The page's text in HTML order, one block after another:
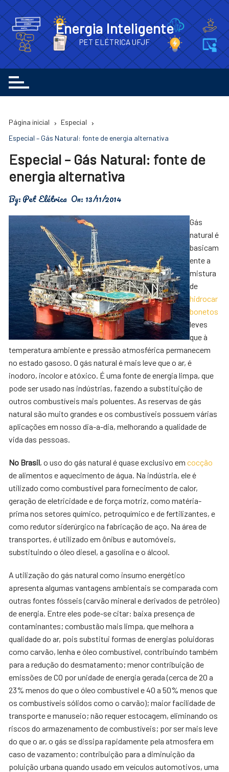
para
o
conteúdo
Energia Inteligente
PET ELÉTRICA UFJF
Página inicial
Especial
Especial – Gás Natural: fonte de energia alternativa
Especial – Gás Natural: fonte de
energia alternativa
By:Pet Elétrica On: 13/11/2014
Gás
natural é
basicam
ente a
mistura
de
hidrocar
bonetos
leves
que à
temperatura ambiente e pressão atmosférica permanecem
no estado gasoso. O gás natural é mais leve que o ar, é
inodoro, incolor e atóxico. É uma fonte de energia limpa, que
pode ser usado nas indústrias, fazendo a substituição de
outros combustíveis mais poluentes. As reservas de gás
natural são muito grandes e os combustíveis possuem várias
aplicações em nosso dia-a-dia, melhorando a qualidade de
vida das pessoas.
No Brasil, o uso do gás natural é quase exclusivo emcocção
de alimentos e aquecimento de água. Na indústria, ele é
utilizado como combustível para fornecimento de calor,
geração de eletricidade e de força motriz, como matéria-
prima nos setores químico, petroquímico e de fertilizantes, e
como redutor siderúrgico na fabricação de aço. Na área de
transportes, é utilizado em ônibus e automóveis,
substituindo o óleo diesel, a gasolina e o álcool.
A utilização do gás natural como insumo energético
apresenta algumas vantagens ambientais se comparada com
outras fontes fósseis (carvão mineral e derivados de petróleo)
de energia. Entre eles pode-se citar: baixa presença de
contaminantes; combustão mais limpa, que melhora a
qualidade do ar, pois substitui formas de energias poluidoras
como carvão, lenha e óleo combustível, contribuindo também
para a redução do desmatamento; menor contribuição de
emissões de CO por unidade de energia gerada (cerca de 20 a
23% menos do que o óleo combustível e 40 a 50% menos que
os combustíveis sólidos como o carvão); maior facilidade de
transporte e manuseio; não requer estocagem, eliminando os
riscos do armazenamento de combustíveis; por ser mais leve
do que o ar, o gás se dissipa rapidamente pela atmosfera em
caso de vazamento; contribuição para a diminuição da
poluição urbana quando usado em veículos automotivos, uma